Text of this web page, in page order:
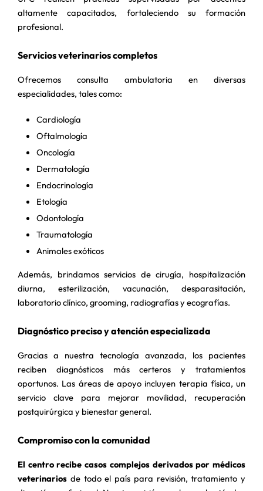
altamente capacitados, fortaleciendo su formación
profesional.
Servicios veterinarios completos
Ofrecemos consulta ambulatoria en diversas
especialidades, tales como:
Cardiología
Oftalmología
Oncología
Dermatología
Endocrinología
Etología
Odontología
Traumatología
Animales exóticos
Además, brindamos servicios de cirugía, hospitalización
diurna, esterilización, vacunación, desparasitación,
laboratorio clínico, grooming, radiografías y ecografías.
Diagnóstico preciso y atención especializada
Gracias a nuestra tecnología avanzada, los pacientes
reciben diagnósticos más certeros y tratamientos
oportunos. Las áreas de apoyo incluyen terapia física, un
servicio clave para mejorar movilidad, recuperación
postquirúrgica y bienestar general.
Compromiso con la comunidad
El centro recibe casos complejos derivados por médicos
veterinarios de todo el país para revisión, tratamiento y